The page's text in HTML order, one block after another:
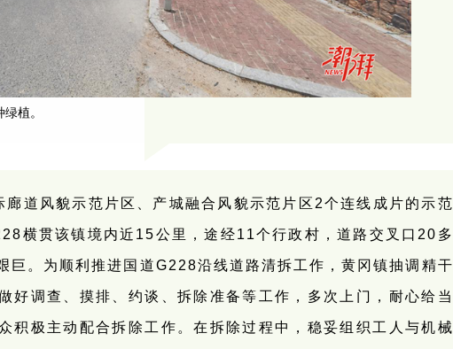
植。
廊道风貌示范片区、产城融合风貌示范片区2个连线成片的示范
横贯该镇境内近15公里，途经11个行政村，道路交叉口20多
巨。为顺利推进国道G228沿线道路清拆工作，黄冈镇抽调精干
好调查、摸排、约谈、拆除准备等工作，多次上门，耐心给当
积极主动配合拆除工作。在拆除过程中，稳妥组织工人与机械